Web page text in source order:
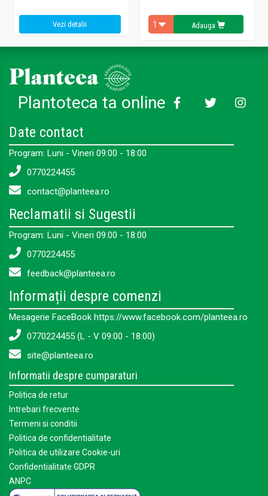
Vezi detalii Adauga
Plantoteca ta online
Date contact
Program: Luni - Vineri 09:00 - 18:00
0770224455
contact@planteea.ro
Reclamatii si Sugestii
Program: Luni - Vineri 09:00 - 18:00
0770224455
feedback@planteea.ro
Informații despre comenzi
Mesagerie FaceBook https://www.facebook.com/planteea.ro
0770224455 (L - V 09:00 - 18:00)
site@planteea.ro
Informatii despre cumparaturi
Politica de retur
Intrebari frecvente
Termeni si conditii
Politica de confidentialitate
Politica de utilizare Cookie-uri
Confidentialitate GDPR
ANPC